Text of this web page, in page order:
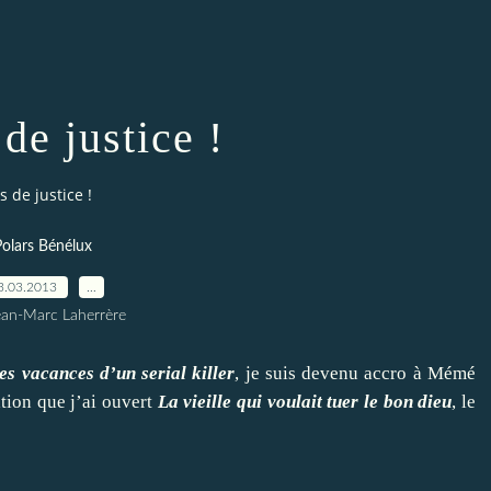
justice !
de justice !
Bénélux
Marc Laherrère
vacances d’un serial killer, je suis devenu accro à Mémé
que j’ai ouvert La vieille qui voulait tuer le bon dieu, le